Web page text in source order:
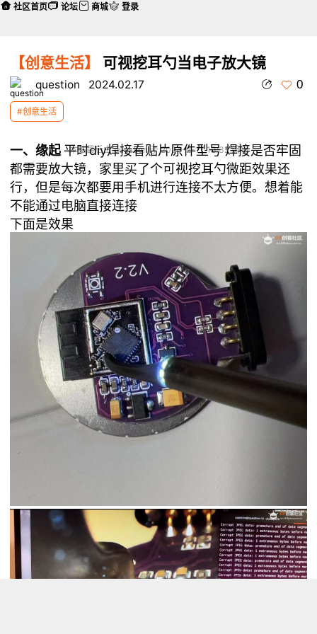
【创意生活】 可视挖耳勺当电子放大镜
question 2024.02.17 0
#创意生活
本帖最后由 question 于 2024-2-17 13:32 编辑
一、缘起 平时diy焊接看贴片原件型号 焊接是否牢固
都需要放大镜，家里买了个可视挖耳勺微距效果还
行，但是每次都要用手机进行连接不太方便。想着能
不能通过电脑直接连接
下面是效果
社区首页 论坛 商城 登录